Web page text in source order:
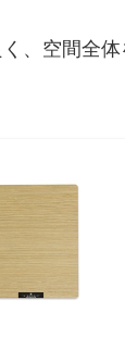
、空間全